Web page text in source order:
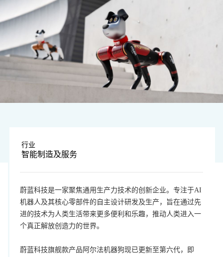
行业
智能制造及服务
蔚蓝科技是一家聚焦通用生产力技术的创新企业。专注于AI
机器人及其核心零部件的自主设计研发及生产，旨在通过先
进的技术为人类生活带来更多便利和乐趣，推动人类进入一
个真正解放创造力的世界。
蔚蓝科技旗舰款产品阿尔法机器狗现已更新至第六代，即